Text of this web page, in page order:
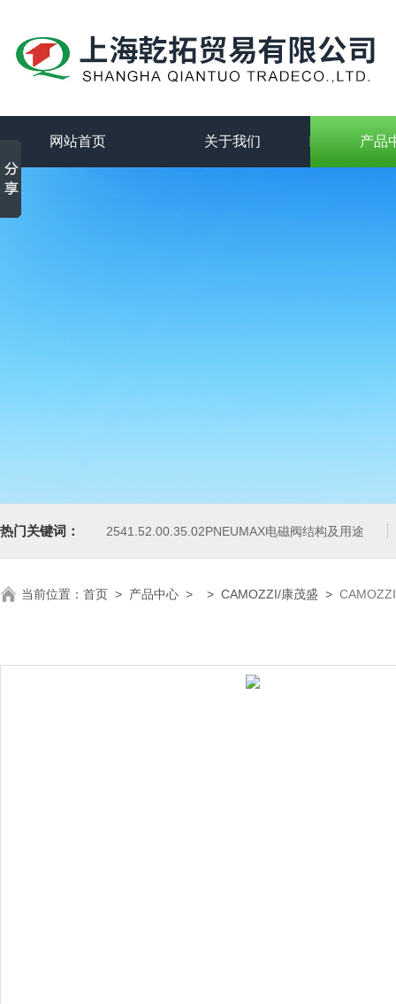
网站首页 关于我们 产品
热门关键词： 2541.52.00.35.02PNEUMAX电磁阀结构及用途
当前位置： 首页 > 产品中心 > > CAMOZZI/康茂盛 >